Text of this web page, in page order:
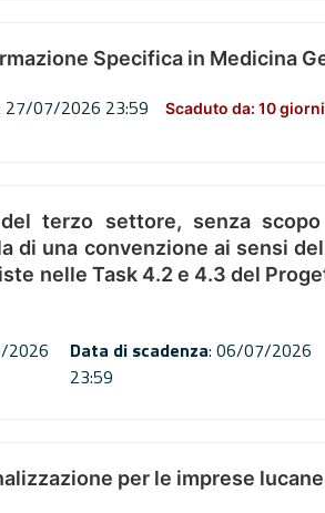
Specifica in Medicina
27/07/2026 23:59 Scaduto da: 10 giorni
terzo settore, senza
una convenzione ai sensi
nelle Task 4.2 e 4.3 del
2026
Data di scadenza: 06/07/2026
23:59
per le imprese lucane